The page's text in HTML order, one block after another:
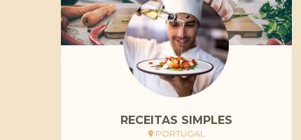
RECEITAS SIMPLES
PORTUGAL